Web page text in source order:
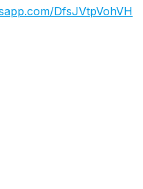
DfsJVtpVohVH